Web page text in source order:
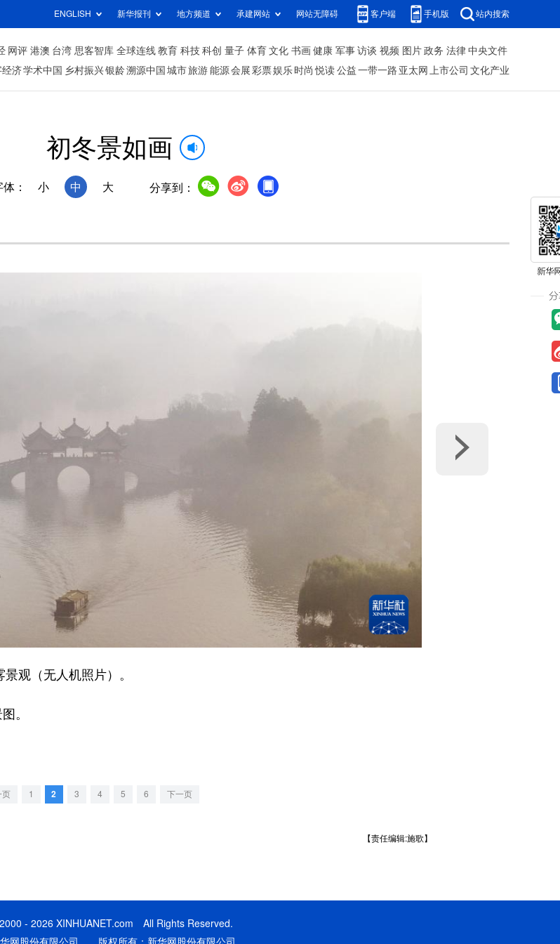
ENGLISH 新华报刊 地方频道 承建网站 网站无障碍 客户端 手机版 站内搜索
网评 港澳 台湾 思客智库 全球连线 教育 科技 科创 量子 体育 文化 书画 健康 军事 访谈 视频 图片 政务 法律 中央文件
经济学术中国 乡村振兴银龄溯源中国 城市旅游 能源 会展 彩票娱乐 时尚 悦读 公益 一带一路 亚太网 上市公司 文化产业
初冬景如画
体： 小 中 大 分享到：
观（无人机照片）。
。
页 1 2 3 4 5 6 下一页
【责任编辑:施歌】
- 2026 XINHUANET.com All Rights Reserved.